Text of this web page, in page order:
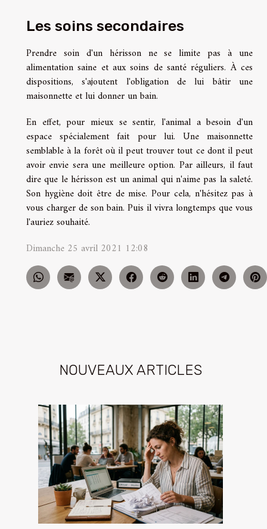
NOUVEAUX ARTICLES
Les soins secondaires
Prendre soin d'un hérisson ne se limite pas à une
alimentation saine et aux soins de santé réguliers. À ces
dispositions, s'ajoutent l'obligation de lui bâtir une
maisonnette et lui donner un bain.
En effet, pour mieux se sentir, l'animal a besoin d'un
espace spécialement fait pour lui. Une maisonnette
semblable à la forêt où il peut trouver tout ce dont il peut
avoir envie sera une meilleure option. Par ailleurs, il faut
dire que le hérisson est un animal qui n'aime pas la saleté.
Son hygiène doit être de mise. Pour cela, n'hésitez pas à
vous charger de son bain. Puis il vivra longtemps que vous
l'auriez souhaité.
Dimanche 25 avril 2021 12:08